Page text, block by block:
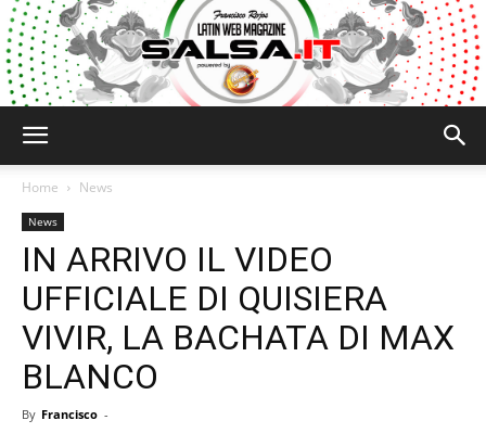
Home News
News
IN ARRIVO IL VIDEO
UFFICIALE DI QUISIERA
VIVIR, LA BACHATA DI MAX
BLANCO
By Francisco -